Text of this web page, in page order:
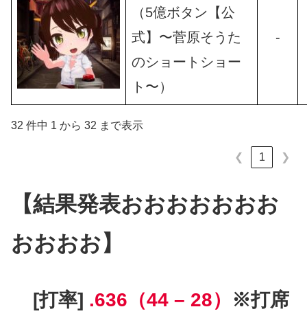
（5億ボタン【公
式】〜菅原そうた
のショートショー
ト〜）
-
32 件中 1 から 32 まで表示
❮ 1 ❯
【結果発表おおおおおおお
おおおお】
[打率] .636（44 – 28） ※打席